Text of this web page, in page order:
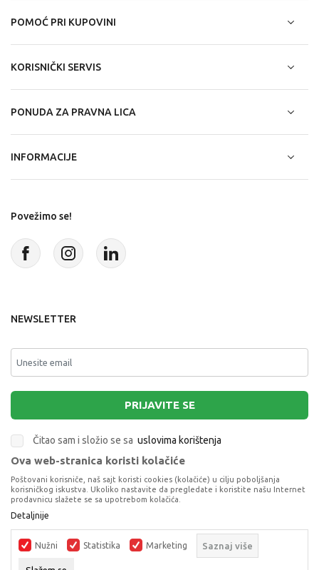
STITCH NOTES SA SPIRALOM
DNEVNICI, NOTESI, AGENDE
POMOĆ PRI KUPOVINI
KORISNIČKI SERVIS
PONUDA ZA PRAVNA LICA
INFORMACIJE
Povežimo se!
NEWSLETTER
PRIJAVITE SE
Čitao sam i složio se sa uslovima korištenja
Terms of Service
apply.
Ova web-stranica koristi kolačiće
Poštovani korisniče, naš sajt koristi cookies (kolačiće) u cilju poboljšanja
korisničkog iskustva. Ukoliko nastavite da pregledate i koristite našu Internet
prodavnicu slažete se sa upotrebom kolačića.
Detaljnije
Nužni Statistika Marketing Saznaj više